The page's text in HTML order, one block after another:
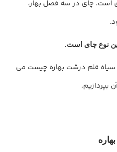
است. چای در سه فصل بهار،
نوع چای است.
سیاه قلم درشت بهاره چیست می
بپردازیم.